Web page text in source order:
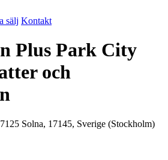
sälj Kontakt
Plus Park City
och
Solna, 17145, Sverige (Stockholm)